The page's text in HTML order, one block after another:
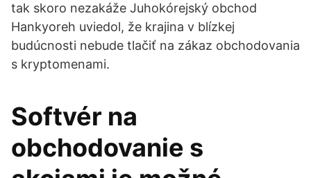
tak skoro nezakáže Juhokórejský obchod
Hankyoreh uviedol, že krajina v blízkej
budúcnosti nebude tlačiť na zákaz obchodovania
s kryptomenami.
Softvér na
obchodovanie s